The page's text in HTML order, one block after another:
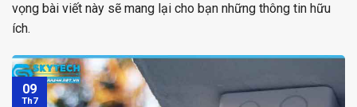
vọng bài viết này sẽ mang lại cho bạn những thông tin hữu
ích.
09
Th7